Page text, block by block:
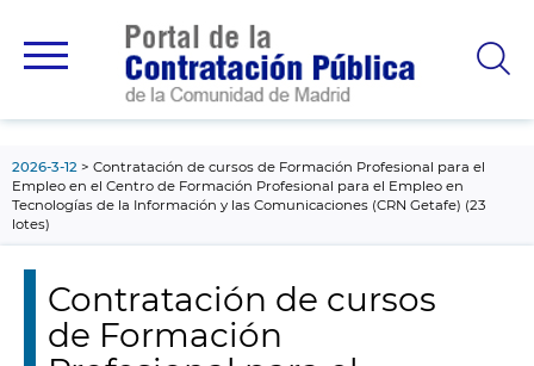
principal
2026-3-12
Contratación de cursos de Formación Profesional para el
Empleo en el Centro de Formación Profesional para el Empleo en
Tecnologías de la Información y las Comunicaciones (CRN Getafe) (23
lotes)
Contratación de cursos
de Formación